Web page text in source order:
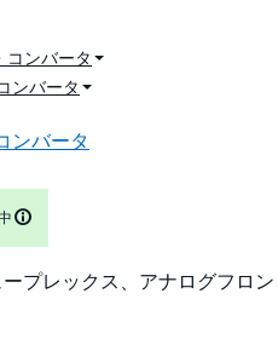
コンバータ
ンバータ
ンバータ
プレックス、アナログフロン